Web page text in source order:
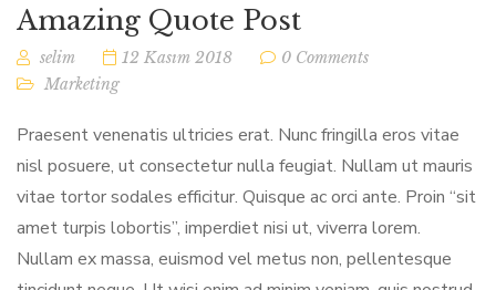
Amazing Quote Post
selim 12 Kasım 2018
0 Comments
Marketing
Praesent venenatis ultricies erat. Nunc fringilla eros vitae
nisl posuere, ut consectetur nulla feugiat. Nullam ut mauris
vitae tortor sodales efficitur. Quisque ac orci ante. Proin “sit
amet turpis lobortis”, imperdiet nisi ut, viverra lorem.
Nullam ex massa, euismod vel metus non, pellentesque